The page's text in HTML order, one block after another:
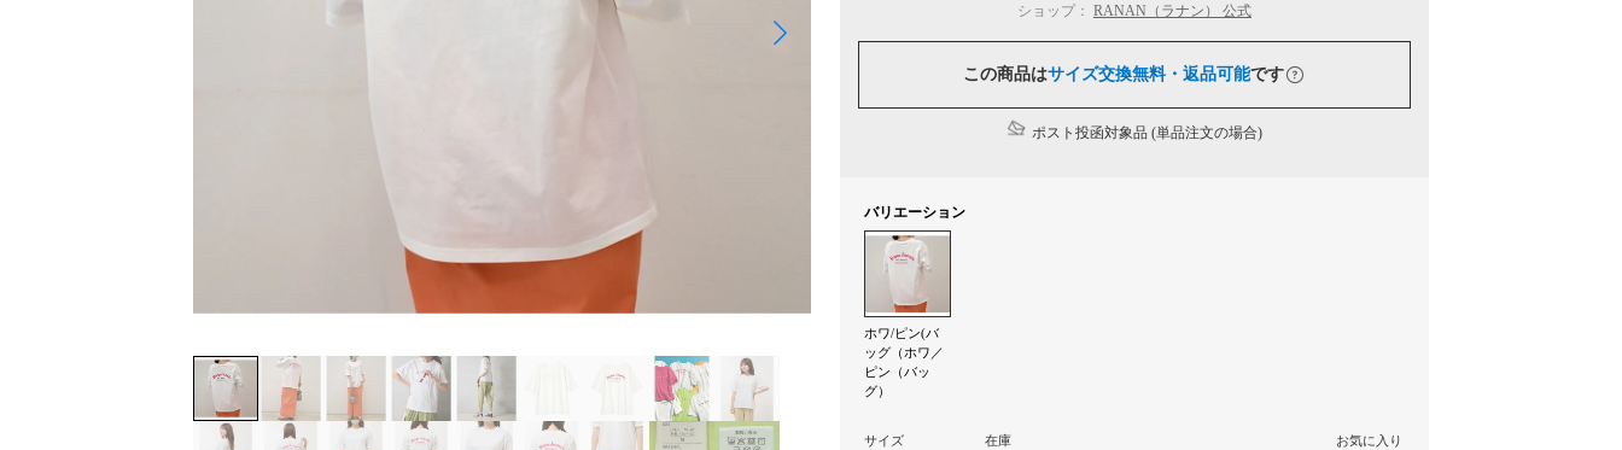
ショップ： RANAN（ラナン） 公式
この商品はサイズ交換無料・返品可能です
ポスト投函対象品 (単品注文の場合)
バリエーション
ホワ/ピン(バ
ッグ（ホワ／
ピン（バッ
グ）
サイズ 在庫 お気に入り